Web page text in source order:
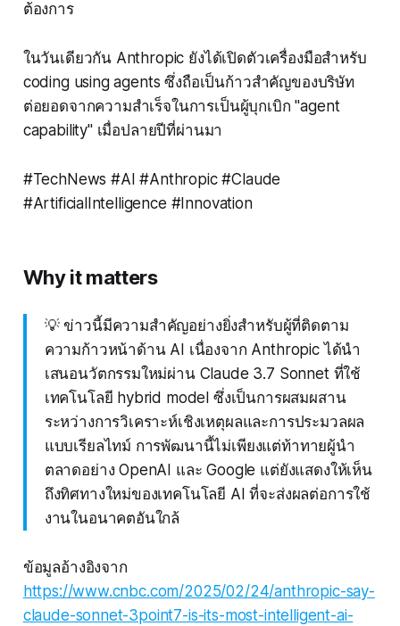
ต้องการ
ในวันเดียวกัน Anthropic ยังได้เปิดตัวเครื่องมือสำหรับ
coding using agents ซึ่งถือเป็นก้าวสำคัญของบริษัท
ต่อยอดจากความสำเร็จในการเป็นผู้บุกเบิก "agent
capability" เมื่อปลายปีที่ผ่านมา
#TechNews #AI #Anthropic #Claude
#ArtificialIntelligence #Innovation
Why it matters
💡 ข่าวนี้มีความสำคัญอย่างยิ่งสำหรับผู้ที่ติดตาม
ความก้าวหน้าด้าน AI เนื่องจาก Anthropic ได้นำ
เสนอนวัตกรรมใหม่ผ่าน Claude 3.7 Sonnet ที่ใช้
เทคโนโลยี hybrid model ซึ่งเป็นการผสมผสาน
ระหว่างการวิเคราะห์เชิงเหตุผลและการประมวลผล
แบบเรียลไทม์ การพัฒนานี้ไม่เพียงแต่ท้าทายผู้นำ
ตลาดอย่าง OpenAI และ Google แต่ยังแสดงให้เห็น
ถึงทิศทางใหม่ของเทคโนโลยี AI ที่จะส่งผลต่อการใช้
งานในอนาคตอันใกล้
ข้อมูลอ้างอิงจาก
https://www.cnbc.com/2025/02/24/anthropic-say-
claude-sonnet-3point7-is-its-most-intelligent-ai-